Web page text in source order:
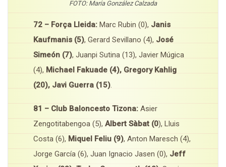
FOTO: María González Calzada
72 – Força Lleida: Marc Rubin (0), Janis
Kaufmanis (5), Gerard Sevillano (4), José
Simeón (7), Juanpi Sutina (13), Javier Múgica
(4), Michael Fakuade (4), Gregory Kahlig
(20), Javi Guerra (15)
81 – Club Baloncesto Tizona: Asier
Zengotitabengoa (5), Albert Sàbat (0), Lluis
Costa (6), Miquel Feliu (9), Anton Maresch (4),
Jorge García (6), Juan Ignacio Jasen (0), Jeff